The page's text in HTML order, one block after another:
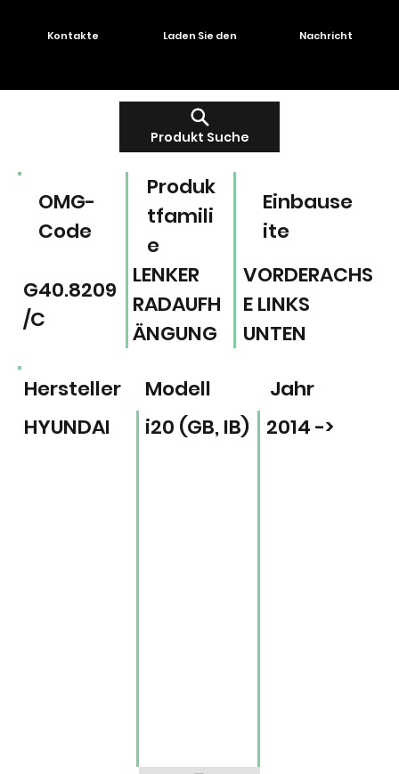
Produkt Suche
Kontakte Laden Sie den Nachricht
Einbause
ite
Produk
tfamili
e
OMG-
Code
VORDERACHS
E LINKS
UNTEN
LENKER
RADAUFH
ÄNGUNG
G40.8209
/C
Modell Jahr
Hersteller
HYUNDAI
i20 (GB, IB) 2014 ->